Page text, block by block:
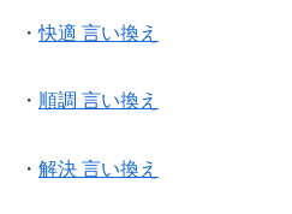
・快適 言い換え
・ 順調 言い換え
・ 解決 言い換え